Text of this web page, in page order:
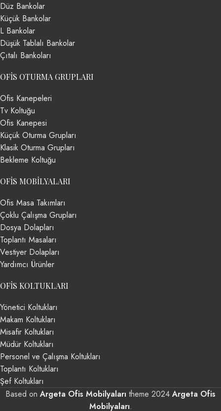
Düz Bankolar
Küçük Bankolar
L Bankolar
Düşük Tablalı Bankolar
Çıtalı Bankoları
OFIS OTURMA GRUPLARI
Ofis Kanepeleri
Tv Koltuğu
Ofis Kanepesi
Küçük Oturma Grupları
Klasik Oturma Grupları
Bekleme Koltuğu
OFIS MOBILYALARI
Ofis Masa Takımları
Çoklu Çalışma Grupları
Dosya Dolapları
Toplantı Masaları
Vestiyer Dolapları
Yardımcı Ürünler
OFIS KOLTUKLARI
Yönetici Koltukları
Makam Koltukları
Misafir Koltukları
Müdür Koltukları
Personel ve Çalışma Koltukları
Toplantı Koltukları
Şef Koltukları
Based onArgeta Ofis Mobilyaları theme 2024Argeta Ofis
Mobilyaları.